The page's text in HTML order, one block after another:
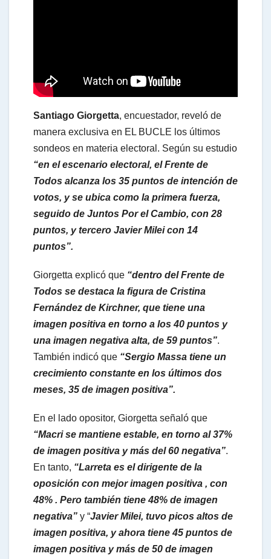
A
p
p
Santiago Giorgetta, encuestador, reveló de
manera exclusiva en EL BUCLE los últimos
sondeos en materia electoral. Según su estudio
“en el escenario electoral, el Frente de
Todos alcanza los 35 puntos de intención de
votos, y se ubica como la primera fuerza,
seguido de Juntos Por el Cambio, con 28
puntos, y tercero Javier Milei con 14
puntos”.
Giorgetta explicó que “dentro del Frente de
Todos se destaca la figura de Cristina
Fernández de Kirchner, que tiene una
imagen positiva en torno a los 40 puntos y
una imagen negativa alta, de 59 puntos”.
También indicó que “Sergio Massa tiene un
crecimiento constante en los últimos dos
meses, 35 de imagen positiva”.
En el lado opositor, Giorgetta señaló que
“Macri se mantiene estable, en torno al 37%
de imagen positiva y más del 60 negativa”.
En tanto, “Larreta es el dirigente de la
oposición con mejor imagen positiva , con
48% . Pero también tiene 48% de imagen
negativa” y “Javier Milei, tuvo picos altos de
imagen positiva, y ahora tiene 45 puntos de
imagen positiva y más de 50 de imagen